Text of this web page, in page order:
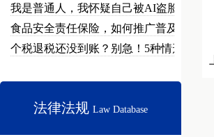
我是普通人，我怀疑自己被AI盗脸…
食品安全责任保险，如何推广普及？
个税退税还没到账？别急！5种情形…
法律法规 Law Database